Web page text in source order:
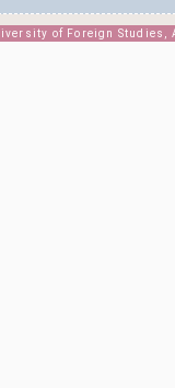
of Foreign Studies,